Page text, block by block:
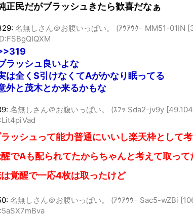
正民だがブラッシュきたら歓喜だなぁ
名無しさん＠お腹いっぱい。 (ｱｳｱｳｸｰ MM51-01IN
ラッシュ良いよな
は全くS引けなくてAがかなり眠ってる
外と茂木とか来るかもな
名無しさん＠お腹いっぱい。 (ｽﾌｯ Sda2-jv9y
ッシュって能力普通にいいし楽天枠として
でAも配られてたからちゃんと考えて取っ
覚醒で一応4枚は取ったけど
名無しさん＠お腹いっぱい。 (ｱｳｱｳｳｰ Sac5-wZBi